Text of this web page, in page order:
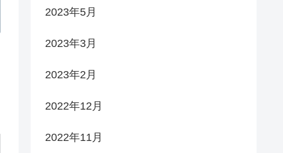
2023年5月
2023年3月
2023年2月
2022年12月
2022年11月